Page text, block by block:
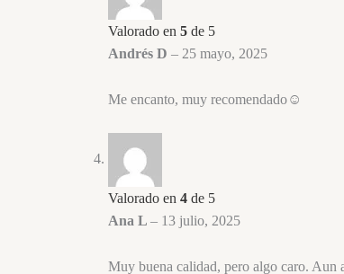
Valorado en 5 de 5
Andrés D – 25 mayo, 2025
Me encanto, muy recomendado☺️
Valorado en 4 de 5
Ana L – 13 julio, 2025
Muy buena calidad, pero algo caro. Aun